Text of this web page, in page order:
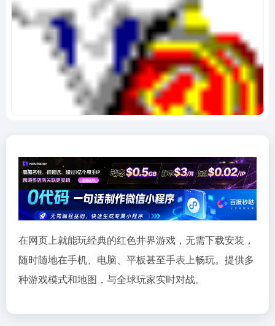
在网页上就能玩经典的红色井界游戏，无需下载安装，
随时随地在手机、电脑、平板甚至手表上畅玩。提供多
种游戏模式和地图，与全球玩家实时对战。